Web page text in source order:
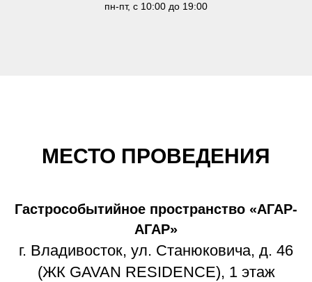
пн-пт, с 10:00 до 19:00
МЕСТО ПРОВЕДЕНИЯ
Гастрособытийное пространство «АГАР-
АГАР»
г. Владивосток, ул. Станюковича, д. 46
(ЖК GAVAN RESIDENCE), 1 этаж